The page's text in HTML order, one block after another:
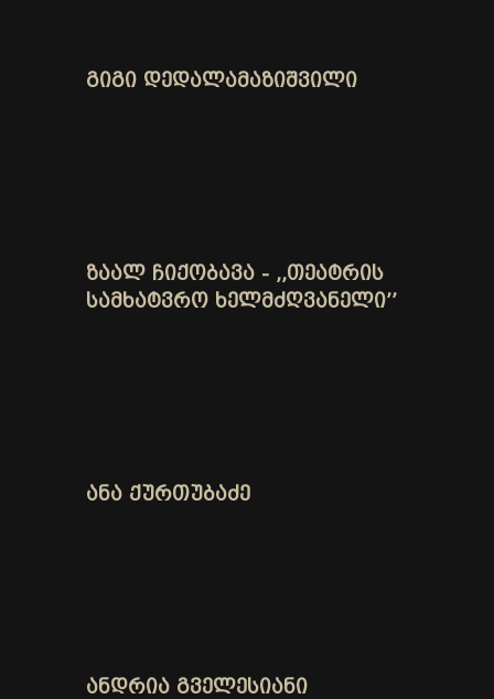
ᲒᲘᲒᲘ ᲓᲔᲓᲐᲚᲐᲛᲐᲖᲘᲨᲕᲘᲚᲘ
ᲖᲐᲐᲚ ᲩᲘᲥᲝᲑᲐᲕᲐ - ,,ᲗᲔᲐᲢᲠᲘᲡ
ᲡᲐᲛᲮᲐᲢᲕᲠᲝ ᲮᲔᲚᲛᲫᲦᲕᲐᲜᲔᲚᲘ’’
ᲐᲜᲐ ᲥᲣᲠᲗᲣᲑᲐᲫᲔ
ᲐᲜᲓᲠᲘᲐ ᲒᲕᲔᲚᲔᲡᲘᲐᲜᲘ